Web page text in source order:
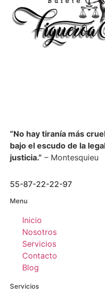
“No hay tiranía más
bajo el escudo de la
justicia.” – Montesquieu
55-87-22-22-97
Menu
Inicio
Nosotros
Servicios
Contacto
Blog
Servicios